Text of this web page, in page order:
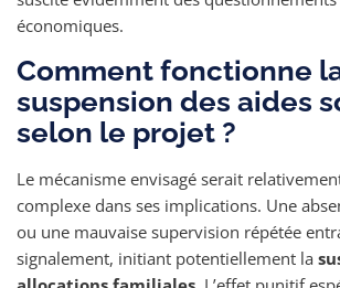
économiques.
Comment fonctionne
suspension des aides
selon le projet ?
Le mécanisme envisagé serait
complexe dans ses implications. Une
ou une mauvaise supervision répétée
signalement, initiant potentiellement la